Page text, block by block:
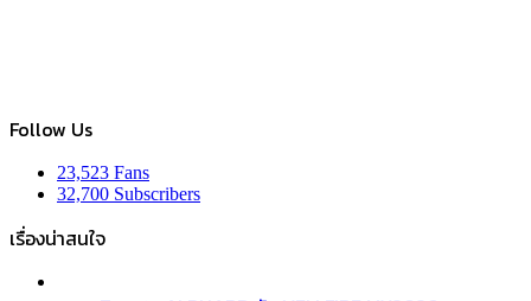
Follow Us
23,523 Fans
32,700 Subscribers
เรื่องน่าสนใจ